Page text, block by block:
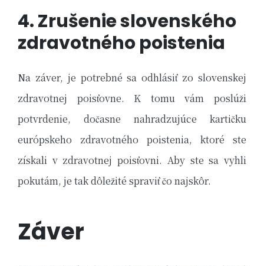
4. Zrušenie slovenského
zdravotného poistenia
Na záver, je potrebné sa odhlásiť zo slovenskej
zdravotnej poisťovne. K tomu vám poslúži
potvrdenie, dočasne nahradzujúce kartičku
európskeho zdravotného poistenia, ktoré ste
získali v zdravotnej poisťovni. Aby ste sa vyhli
pokutám, je tak dôležité spraviť čo najskôr.
Záver